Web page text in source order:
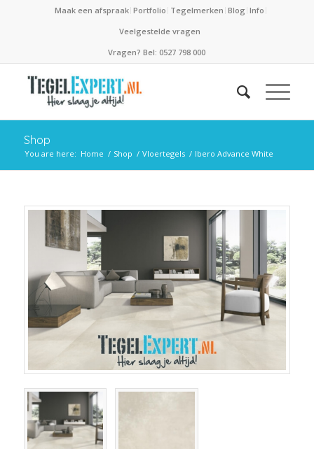
Maak een afspraak Portfolio Tegelmerken Blog Info
Veelgestelde vragen
Vragen? Bel: 0527 798 000
Shop
You are here: Home / Shop / Vloertegels / Ibero Advance White